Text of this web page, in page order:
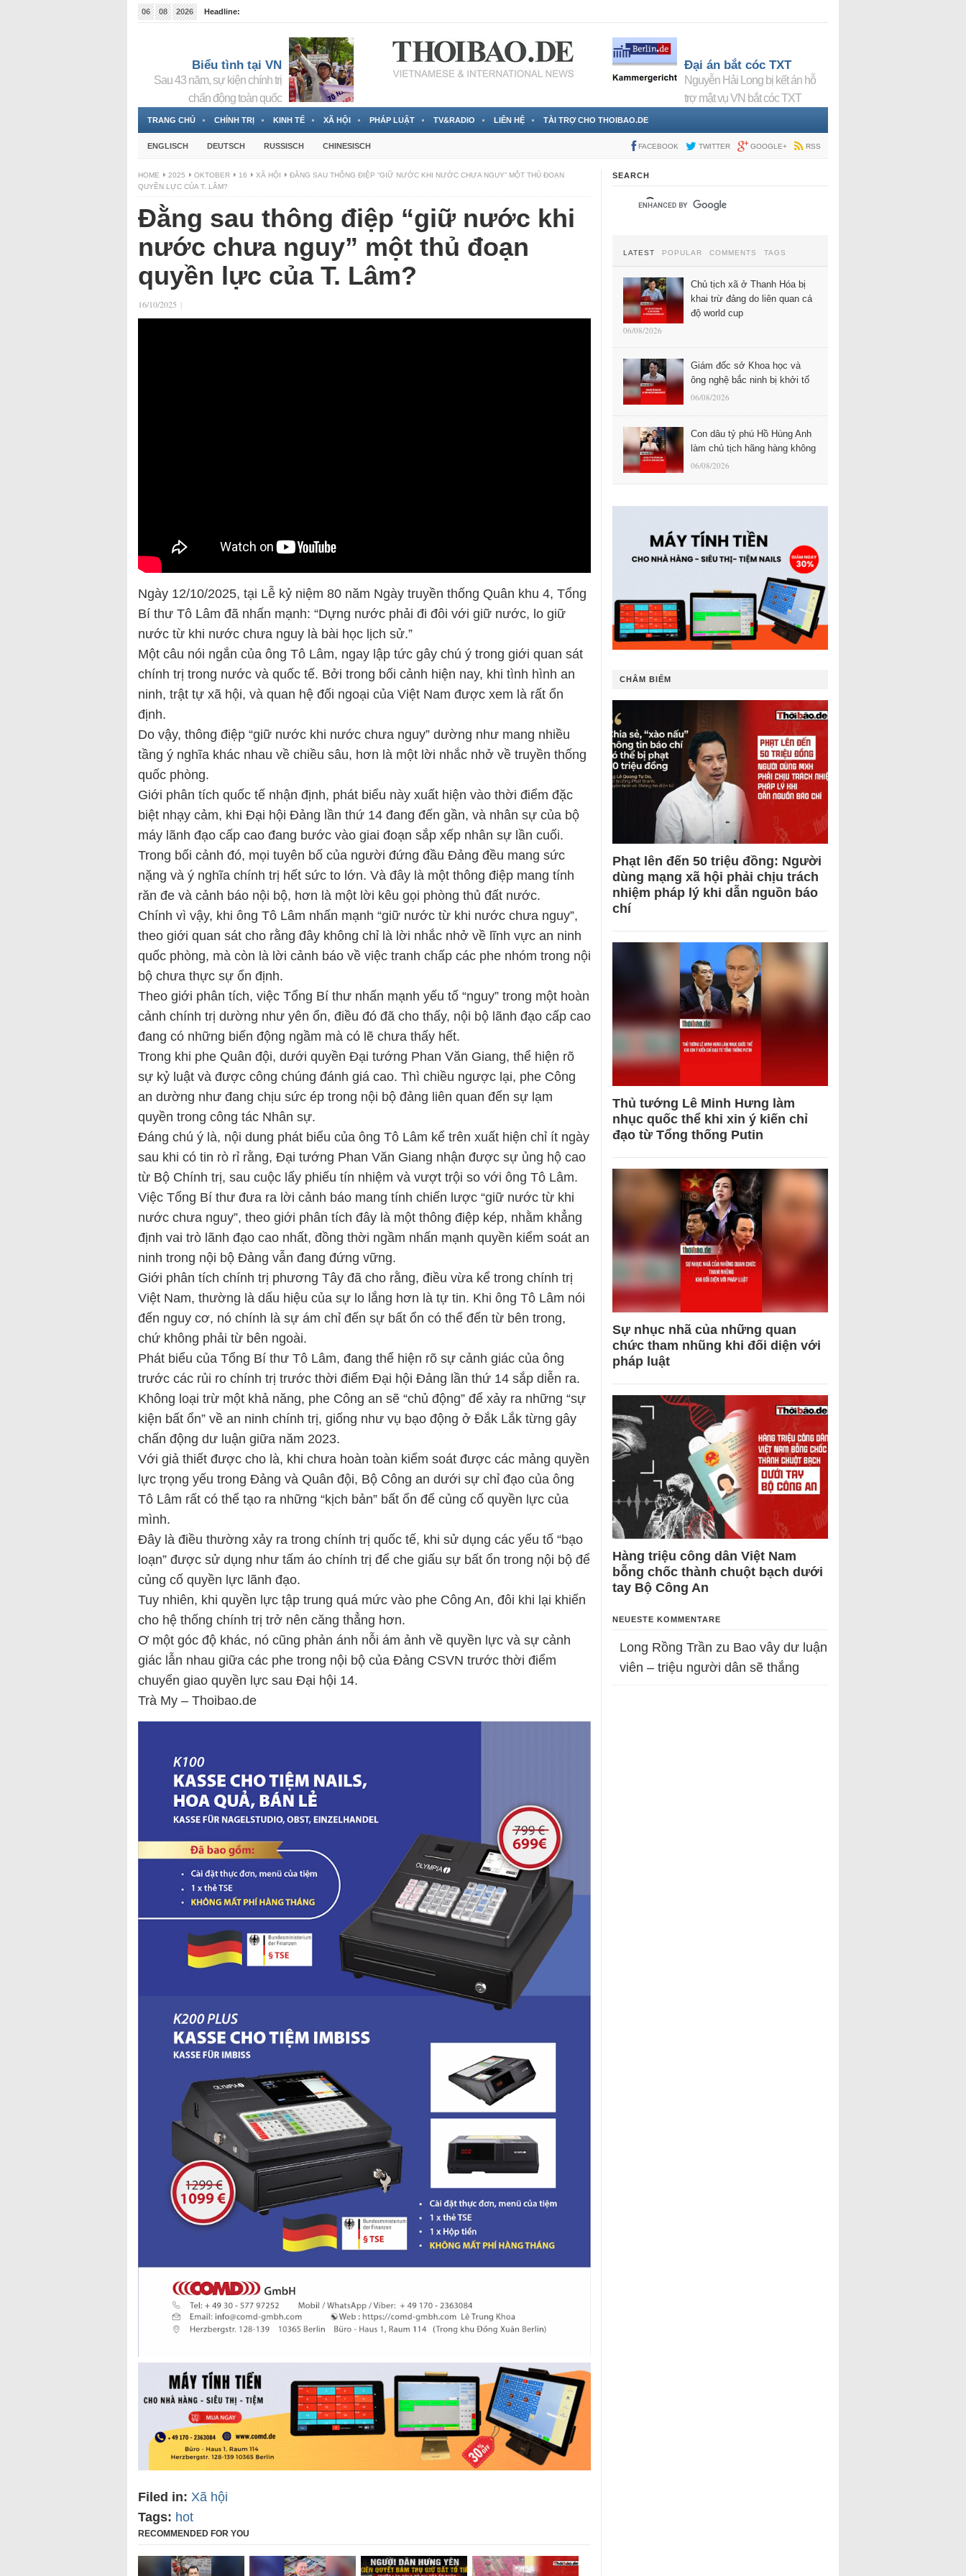
06 08 2026
Headline:
Biểu tình tại VN
Sau 43 năm, sự kiện chính trị
chấn động toàn quốc
Đại án bắt cóc TXT
Nguyễn Hải Long bị kết án hỗ
trợ mật vụ VN bắt cóc TXT
TRANG CHỦ CHÍNH TRỊ KINH TẾ XÃ HỘI PHÁP LUẬT TV&RADIO LIÊN HỆ TÀI TRỢ CHO THOIBAO.DE
ENGLISCH DEUTSCH RUSSISCH CHINESISCH FACEBOOK TWITTER GOOGLE+ RSS
HOME 2025 OKTOBER 16 XÃ HỘI
ĐẰNG SAU THÔNG ĐIỆP “GIỮ NƯỚC KHI NƯỚC CHƯA NGUY” MỘT THỦ ĐOẠN
QUYỀN LỰC CỦA T. LÂM?
Đằng sau thông điệp “giữ nước khi
nước chưa nguy” một thủ đoạn
quyền lực của T. Lâm?
16/10/2025 |
Ngày 12/10/2025, tại Lễ kỷ niệm 80 năm Ngày truyền thống Quân khu 4, Tổng
Bí thư Tô Lâm đã nhấn mạnh: “Dựng nước phải đi đôi với giữ nước, lo giữ
nước từ khi nước chưa nguy là bài học lịch sử.”
Một câu nói ngắn của ông Tô Lâm, ngay lập tức gây chú ý trong giới quan sát
chính trị trong nước và quốc tế. Bởi trong bối cảnh hiện nay, khi tình hình an
ninh, trật tự xã hội, và quan hệ đối ngoại của Việt Nam được xem là rất ổn
định.
Do vậy, thông điệp “giữ nước khi nước chưa nguy” dường như mang nhiều
tầng ý nghĩa khác nhau về chiều sâu, hơn là một lời nhắc nhở về truyền thống
quốc phòng.
Giới phân tích quốc tế nhận định, phát biểu này xuất hiện vào thời điểm đặc
biệt nhạy cảm, khi Đại hội Đảng lần thứ 14 đang đến gần, và nhân sự của bộ
máy lãnh đạo cấp cao đang bước vào giai đoạn sắp xếp nhân sự lần cuối.
Trong bối cảnh đó, mọi tuyên bố của người đứng đầu Đảng đều mang sức
nặng và ý nghĩa chính trị hết sức to lớn. Và đây là một thông điệp mang tính
răn đe và cảnh báo nội bộ, hơn là một lời kêu gọi phòng thủ đất nước.
Chính vì vậy, khi ông Tô Lâm nhấn mạnh “giữ nước từ khi nước chưa nguy”,
theo giới quan sát cho rằng đây không chỉ là lời nhắc nhở về lĩnh vực an ninh
quốc phòng, mà còn là lời cảnh báo về việc tranh chấp các phe nhóm trong nội
bộ chưa thực sự ổn định.
Theo giới phân tích, việc Tổng Bí thư nhấn mạnh yếu tố “nguy” trong một hoàn
cảnh chính trị dường như yên ổn, điều đó đã cho thấy, nội bộ lãnh đạo cấp cao
đang có những biến động ngầm mà có lẽ chưa thấy hết.
Trong khi phe Quân đội, dưới quyền Đại tướng Phan Văn Giang, thể hiện rõ
sự kỷ luật và được công chúng đánh giá cao. Thì chiều ngược lại, phe Công
an dường như đang chịu sức ép trong nội bộ đảng liên quan đến sự lạm
quyền trong công tác Nhân sự.
Đáng chú ý là, nội dung phát biểu của ông Tô Lâm kể trên xuất hiện chỉ ít ngày
sau khi có tin rò rỉ rằng, Đại tướng Phan Văn Giang nhận được sự ủng hộ cao
từ Bộ Chính trị, sau cuộc lấy phiếu tín nhiệm và vượt trội so với ông Tô Lâm.
Việc Tổng Bí thư đưa ra lời cảnh báo mang tính chiến lược “giữ nước từ khi
nước chưa nguy”, theo giới phân tích đây là một thông điệp kép, nhằm khẳng
định vai trò lãnh đạo cao nhất, đồng thời ngầm nhấn mạnh quyền kiểm soát an
ninh trong nội bộ Đảng vẫn đang đứng vững.
Giới phân tích chính trị phương Tây đã cho rằng, điều vừa kể trong chính trị
Việt Nam, thường là dấu hiệu của sự lo lắng hơn là tự tin. Khi ông Tô Lâm nói
đến nguy cơ, nó chính là sự ám chỉ đến sự bất ổn có thể đến từ bên trong,
chứ không phải từ bên ngoài.
Phát biểu của Tổng Bí thư Tô Lâm, đang thể hiện rõ sự cảnh giác của ông
trước các rủi ro chính trị trước thời điểm Đại hội Đảng lần thứ 14 sắp diễn ra.
Không loại trừ một khả năng, phe Công an sẽ “chủ động” để xảy ra những “sự
kiện bất ổn” về an ninh chính trị, giống như vụ bạo động ở Đắk Lắk từng gây
chấn động dư luận giữa năm 2023.
Với giả thiết được cho là, khi chưa hoàn toàn kiểm soát được các mảng quyền
lực trọng yếu trong Đảng và Quân đội, Bộ Công an dưới sự chỉ đạo của ông
Tô Lâm rất có thể tạo ra những “kịch bản” bất ổn để củng cố quyền lực của
mình.
Đây là điều thường xảy ra trong chính trị quốc tế, khi sử dụng các yếu tố “bạo
loạn” được sử dụng như tấm áo chính trị để che giấu sự bất ổn trong nội bộ để
củng cố quyền lực lãnh đạo.
Tuy nhiên, khi quyền lực tập trung quá mức vào phe Công An, đôi khi lại khiến
cho hệ thống chính trị trở nên căng thẳng hơn.
Ơ một góc độ khác, nó cũng phản ánh nỗi ám ảnh về quyền lực và sự cảnh
giác lẫn nhau giữa các phe trong nội bộ của Đảng CSVN trước thời điểm
chuyển giao quyền lực sau Đại hội 14.
Trà My – Thoibao.de
Filed in: Xã hội
Tags: hot
RECOMMENDED FOR YOU
SEARCH
LATEST POPULAR COMMENTS TAGS
Chủ tịch xã ở Thanh Hóa bị
khai trừ đảng do liên quan cá
độ world cup
06/08/2026
Giám đốc sở Khoa học và
ông nghệ bắc ninh bị khởi tố
06/08/2026
Con dâu tỷ phú Hồ Hùng Anh
làm chủ tịch hãng hàng không
06/08/2026
CHÂM BIẾM
Phạt lên đến 50 triệu đồng: Người
dùng mạng xã hội phải chịu trách
nhiệm pháp lý khi dẫn nguồn báo
chí
Thủ tướng Lê Minh Hưng làm
nhục quốc thể khi xin ý kiến chỉ
đạo từ Tổng thống Putin
Sự nhục nhã của những quan
chức tham nhũng khi đối diện với
pháp luật
Hàng triệu công dân Việt Nam
bỗng chốc thành chuột bạch dưới
tay Bộ Công An
NEUESTE KOMMENTARE
Long Rồng Trần zu Bao vây dư luận
viên – triệu người dân sẽ thắng